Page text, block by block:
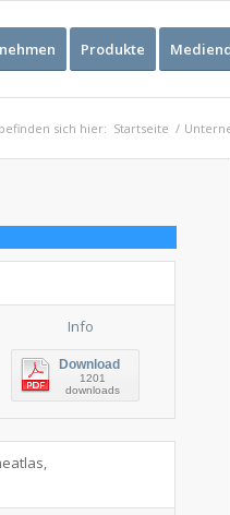
Produkte
sich hier: Startseite /
Info
Download
1201
downloads